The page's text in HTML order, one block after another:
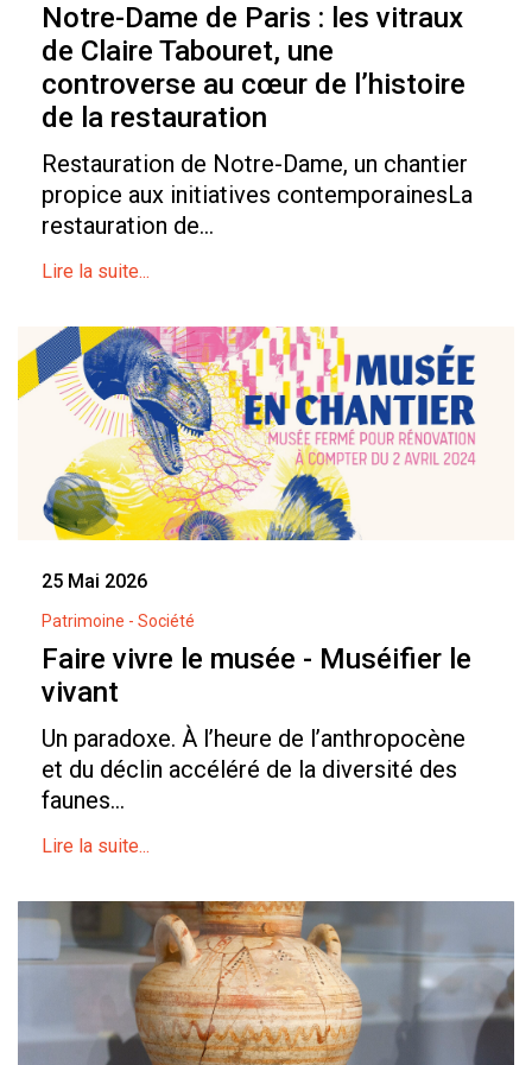
Notre-Dame de Paris : les vitraux
de Claire Tabouret, une
controverse au cœur de l’histoire
de la restauration
Restauration de Notre-Dame, un chantier
propice aux initiatives contemporainesLa
restauration de...
Lire la suite...
25 Mai 2026
Patrimoine - Société
Faire vivre le musée - Muséifier le
vivant
Un paradoxe. À l’heure de l’anthropocène
et du déclin accéléré de la diversité des
faunes...
Lire la suite...